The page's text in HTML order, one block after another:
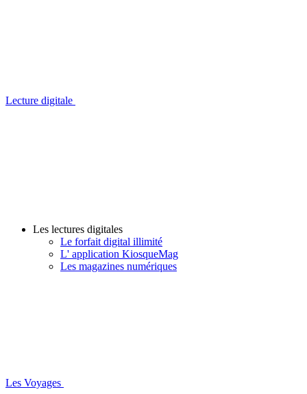
Lecture digitale
Les lectures digitales
Le forfait digital illimité
L' application KiosqueMag
Les magazines numériques
Les Voyages